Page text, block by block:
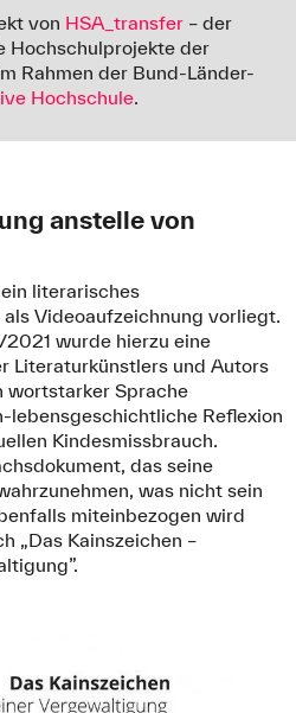
von HSA_transfer – der
Hochschulprojekte der
Rahmen der Bund-Länder-
Hochschule.
anstelle von
literarisches
Videoaufzeichnung vorliegt.
wurde hierzu eine
Literaturkünstlers und Autors
wortstarker Sprache
Reflexion
Kindesmissbrauch.
das seine
was nicht sein
miteinbezogen wird
„Das Kainszeichen –